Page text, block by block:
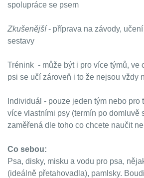
spolupráce se psem
Zkušenější- příprava na závody,
sestavy
Trénink - může být i pro více týmů, ve
psi se učí zároveň i to že nejsou vždy
Individuál - pouze jeden tým nebo pro
více vlastními psy (termín po domluvě
zaměřená dle toho co chcete naučit
Co sebou:
Psa, disky, misku a vodu pro psa,
(ideálně přetahovadla), pamlsky.